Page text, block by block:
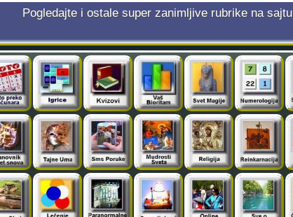
Pogledajte i ostale super zanimljive rubrike na sajtu